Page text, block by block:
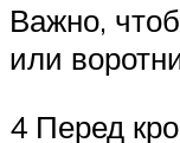
Важно,
или
4 Перед